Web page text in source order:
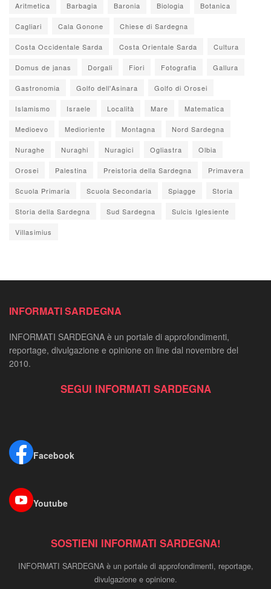
Aritmetica Barbagia Baronia Biologia Botanica
Cagliari Cala Gonone Chiese di Sardegna
Costa Occidentale Sarda Costa Orientale Sarda Cultura
Domus de janas Dorgali Fiori Fotografia Gallura
Gastronomia Golfo dell'Asinara Golfo di Orosei
Islamismo Israele Località Mare Matematica
Medioevo Medioriente Montagna Nord Sardegna
Nuraghe Nuraghi Nuragici Ogliastra Olbia
Orosei Palestina Preistoria della Sardegna Primavera
Scuola Primaria Scuola Secondaria Spiagge Storia
Storia della Sardegna Sud Sardegna Sulcis Iglesiente
Villasimius
INFORMATI SARDEGNA
INFORMATI SARDEGNA è un portale di approfondimenti,
reportage, divulgazione e opinione on line dal novembre del
2010.
SEGUI INFORMATI SARDEGNA
Facebook
Youtube
SOSTIENI INFORMATI SARDEGNA!
INFORMATI SARDEGNA è un portale di approfondimenti, reportage,
divulgazione e opinione.